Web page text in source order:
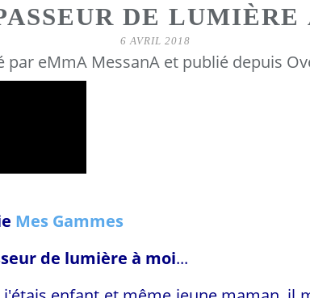
DE
6 AVRIL 2018
par eMmA MessanA et publié depuis
Mes Gammes
de lumière à moi...